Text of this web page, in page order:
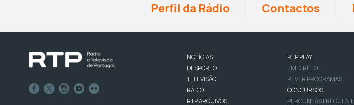
Perfil da Rádio Contactos
NOTÍCIAS
DESPORTO
TELEVISÃO
RÁDIO
RTP ARQUIVOS
RTP PLAY
EM DIRETO
REVER PROGRAMAS
CONCURSOS
PERGUNTAS